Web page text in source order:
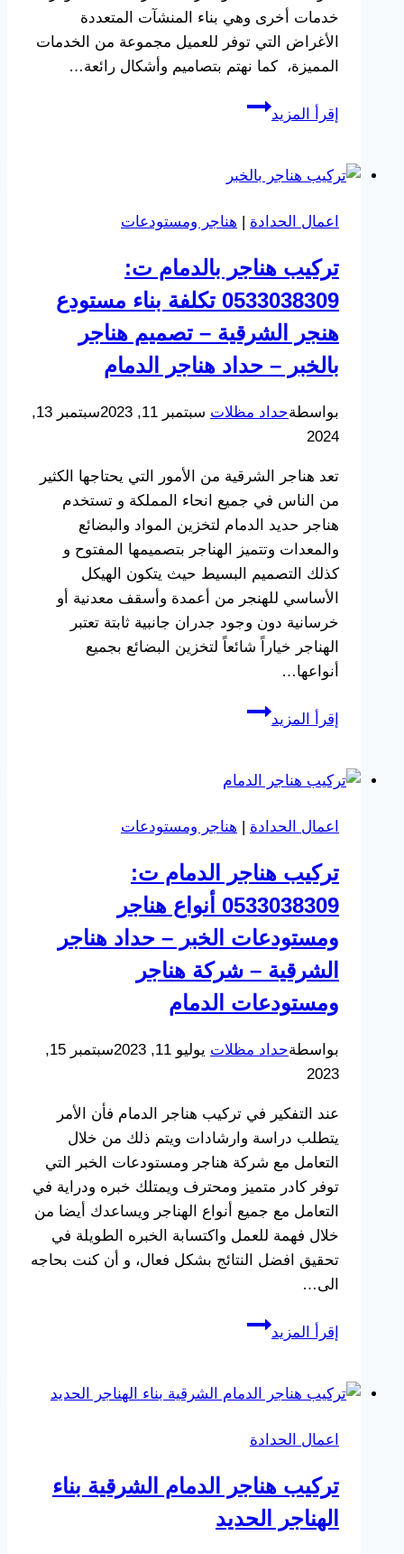
خدمات أخرى وهي بناء المنشآت المتعددة
الأغراض التي توفر للعميل مجموعة من الخدمات
المميزة، كما نهتم بتصاميم وأشكال رائعة…
إقرأ المزيد
مقاول
الخبر
0533038309
هناجر
الدمام
–
اسعار
الهناجر
بالظهران
تصميم
هناجر
دورين
الشرقية
اعمال الحدادة | هناجر ومستودعات
تركيب هناجر بالدمام ت:
0533038309 تكلفة بناء مستودع
هنجر الشرقية – تصميم هناجر
بالخبر – حداد هناجر الدمام
بواسطةحداد مظلات سبتمبر 11, 2023
سبتمبر 13,
2024
تعد هناجر الشرقية من الأمور التي يحتاجها الكثير
من الناس في جميع انحاء المملكة و تستخدم
هناجر حديد الدمام لتخزين المواد والبضائع
والمعدات وتتميز الهناجر بتصميمها المفتوح و
كذلك التصميم البسيط حيث يتكون الهيكل
الأساسي للهنجر من أعمدة وأسقف معدنية أو
خرسانية دون وجود جدران جانبية ثابتة تعتبر
الهناجر خياراً شائعاً لتخزين البضائع بجميع
أنواعها…
إقرأ المزيد
تركيب
ت:
تكلفة
مستودع
هنجر
الشرقية
–
تصميم
هناجر
–
الدمام
اعمال الحدادة | هناجر ومستودعات
تركيب هناجر الدمام ت:
0533038309 أنواع هناجر
ومستودعات الخبر – حداد هناجر
الشرقية – شركة هناجر
ومستودعات الدمام
بواسطةحداد مظلات يوليو 11, 2023
سبتمبر 15,
2023
عند التفكير في تركيب هناجر الدمام فأن الأمر
يتطلب دراسة وارشادات ويتم ذلك من خلال
التعامل مع شركة هناجر ومستودعات الخبر التي
توفر كادر متميز ومحترف ويمتلك خبره ودراية في
التعامل مع جميع أنواع الهناجر ويساعدك أيضا من
خلال فهمة للعمل واكتسابة الخبره الطويلة في
تحقيق افضل النتائج بشكل فعال، و أن كنت بحاجه
الى…
إقرأ المزيد
تركيب
ت:
أنواع
ومستودعات
الخبر
اعمال الحدادة
تركيب هناجر الدمام الشرقية بناء
الهناجر الحديد